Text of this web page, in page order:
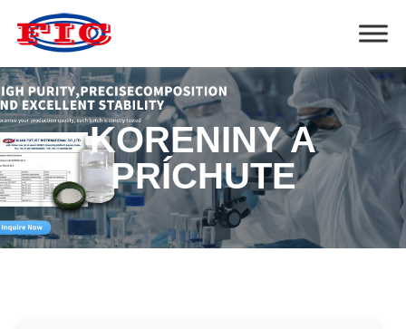
KORENINY A
PRÍCHUTE